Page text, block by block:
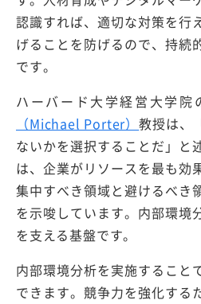
認識すれば、適切な対策を行
げることを防げるので、持続
です。
ハーバード大学経営大学院
（Michael Porter）教授は、
ないかを選択することだ」と
は、企業がリソースを最も効
集中すべき領域と避けるべき
を示唆しています。内部環境
を支える基盤です。
内部環境分析を実施すること
できます。競争力を強化する